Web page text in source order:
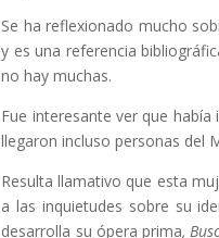
Se ha reflexionado mucho
y es una referencia
no hay muchas.
Fue interesante ver que
llegaron incluso personas del
Resulta llamativo que esta
a las inquietudes sobre su
desarrolla su ópera prima,